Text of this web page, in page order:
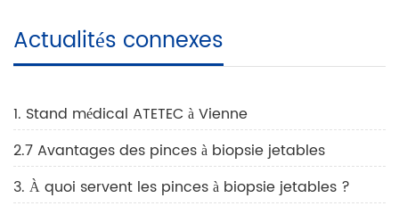
Actualités connexes
1. Stand médical ATETEC à Vienne
2.7 Avantages des pinces à biopsie jetables
3. À quoi servent les pinces à biopsie jetables ?